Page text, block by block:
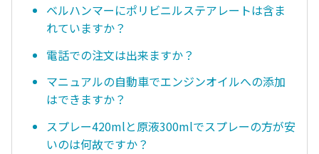
ベルハンマーにポリビニルステアレートは含ま
れていますか？
電話での注文は出来ますか？
マニュアルの自動車でエンジンオイルへの添加
はできますか？
スプレー420mlと原液300mlでスプレーの方が安
いのは何故ですか？